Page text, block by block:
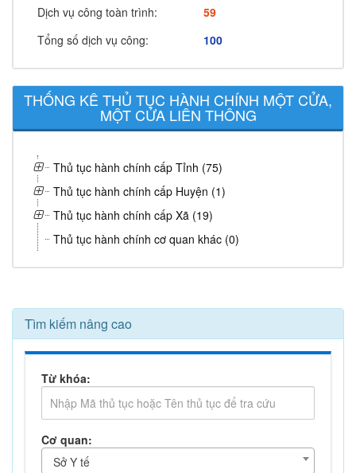
Dịch vụ công toàn trình:
59
Tổng số dịch vụ công:
100
THỐNG KÊ THỦ TỤC HÀNH CHÍNH MỘT CỬA,
MỘT CỬA LIÊN THÔNG
Thủ tục hành chính cấp Tỉnh (75)
Thủ tục hành chính cấp Huyện (1)
Thủ tục hành chính cấp Xã (19)
Thủ tục hành chính cơ quan khác (0)
Tìm kiếm nâng cao
Từ khóa:
Cơ quan:
Sở Y tế